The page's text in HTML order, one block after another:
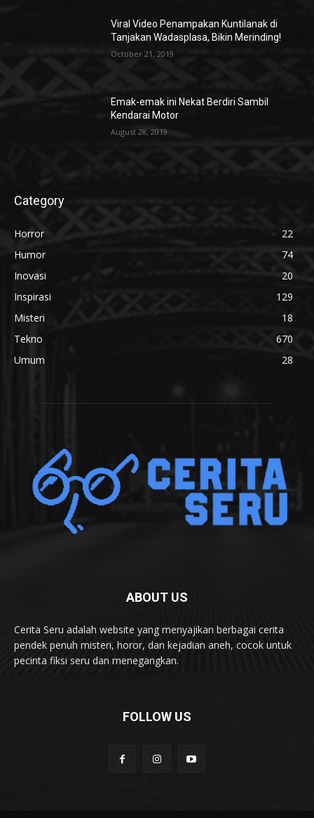
Viral Video Penampakan Kuntilanak di
Tanjakan Wadasplasa, Bikin Merinding!
October 21, 2019
Emak-emak ini Nekat Berdiri Sambil
Kendarai Motor
August 28, 2019
Category
Horror
22
Humor
74
Inovasi
20
Inspirasi
129
Misteri
18
Tekno
670
Umum
28
ABOUT US
Cerita Seru adalah website yang menyajikan berbagai cerita
pendek penuh misteri, horor, dan kejadian aneh, cocok untuk
pecinta fiksi seru dan menegangkan.
FOLLOW US